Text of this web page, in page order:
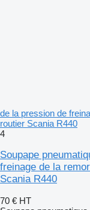
de la pression de
routier Scania R440
4
Soupape
freinage de la
Scania R440
70 € HT